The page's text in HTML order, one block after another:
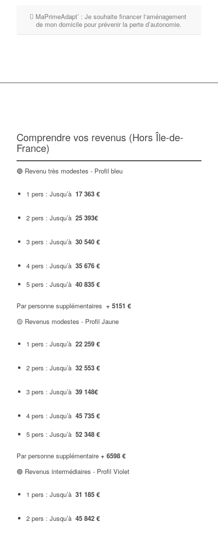
MaPrimeAdapt’ : Je souhaite financer l‘aménagement
de mon domicile pour prévenir la perte d’autonomie.
Comprendre vos revenus (Hors Île-de-
France)
🔵 Revenu très modestes - Profil bleu
1 pers : Jusqu’à 17 363 €
2 pers : Jusqu’à 25 393€
3 pers : Jusqu’à 30 540 €
4 pers : Jusqu’à 35 676 €
5 pers : Jusqu’à 40 835 €
Par personne supplémentaires + 5151 €
🟡 Revenus modestes - Profil Jaune
1 pers : Jusqu’à 22 259 €
2 pers : Jusqu’à 32 553 €
3 pers : Jusqu’à 39 148€
4 pers : Jusqu’à 45 735 €
5 pers : Jusqu’à 52 348 €
Par personne supplémentaire + 6598 €
🟣 Revenus intermédiaires - Profil Violet
1 pers : Jusqu’à 31 185 €
2 pers : Jusqu’à 45 842 €